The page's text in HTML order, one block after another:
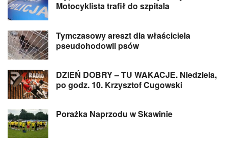
Motocyklista trafił do szpitala
Tymczasowy areszt dla właściciela
pseudohodowli psów
DZIEŃ DOBRY – TU WAKACJE. Niedziela,
po godz. 10. Krzysztof Cugowski
Porażka Naprzodu w Skawinie